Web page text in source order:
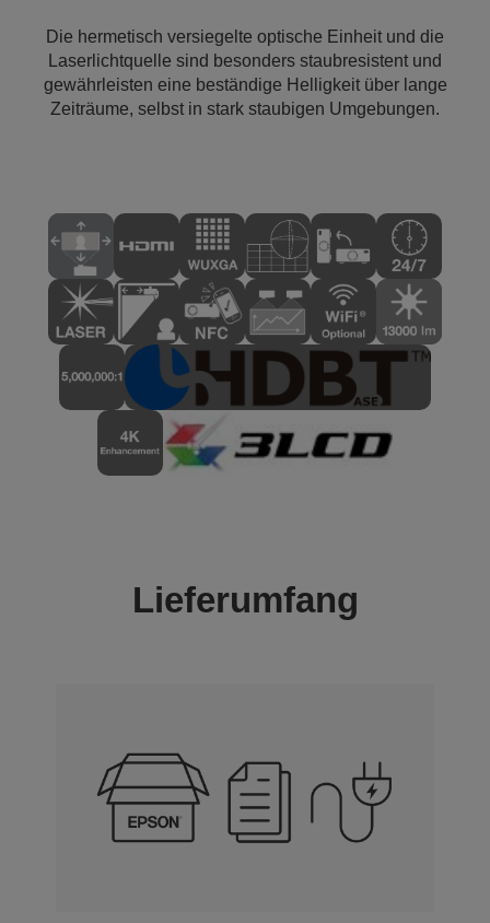
Die hermetisch versiegelte optische Einheit und die
Laserlichtquelle sind besonders staubresistent und
gewährleisten eine beständige Helligkeit über lange
Zeiträume, selbst in stark staubigen Umgebungen.
Lieferumfang